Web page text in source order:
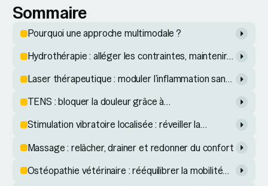
Sommaire
Pourquoi une approche multimodale ?
Hydrothérapie : alléger les contraintes, maintenir
Laser thérapeutique : moduler l’inflammation sans
TENS : bloquer la douleur grâce à
Stimulation vibratoire localisée : réveiller la
Massage : relâcher, drainer et redonner du confort
Ostéopathie vétérinaire : rééquilibrer la mobilité